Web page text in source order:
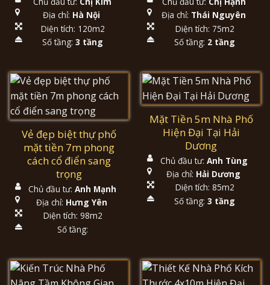
Địa chỉ: Hà Nội
Diện tích: 120m2
Số tầng: 3 tầng
Địa chỉ: Thái Nguyên
Diện tích: 75m2
Số tầng: 2 tầng
Vẻ đẹp biệt thự phố
mặt tiền 7m phong
cách cổ điển sang
trọng
Chủ đầu tư: Anh Mạnh
Địa chỉ: Hưng Yên
Diện tích: 98m2
Số tầng:
Mặt Tiền 5m Nhà Phố
Hiện Đại Tại Hải
Dương
Chủ đầu tư: Anh Tùng
Địa chỉ: Hải Dương
Diện tích: 85m2
Số tầng: 3 tầng